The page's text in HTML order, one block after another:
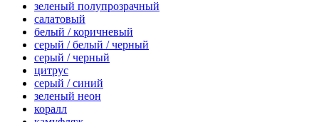
зеленый полупрозрачный
салатовый
белый / коричневый
серый / белый / черный
серый / черный
цитрус
серый / синий
зеленый неон
коралл